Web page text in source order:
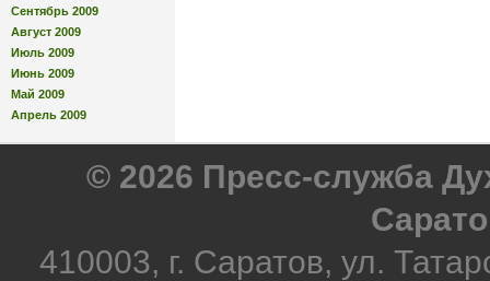
Сентябрь 2009
Август 2009
Июль 2009
Июнь 2009
Май 2009
Апрель 2009
© 2026 Пресс-служба
410003, г. Саратов, ул.